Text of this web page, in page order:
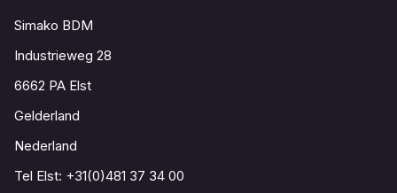
Simako BDM
Industrieweg 28
6662 PA Elst
Gelderland
Nederland
Tel Elst: +31(0)481 37 34 00